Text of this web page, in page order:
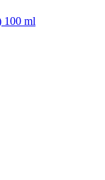
100 ml